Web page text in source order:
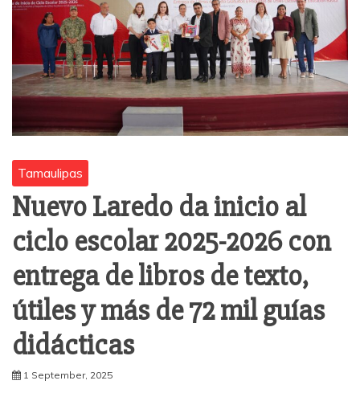
Tamaulipas
Nuevo Laredo da inicio al
ciclo escolar 2025-2026 con
entrega de libros de texto,
útiles y más de 72 mil guías
didácticas
1 September, 2025